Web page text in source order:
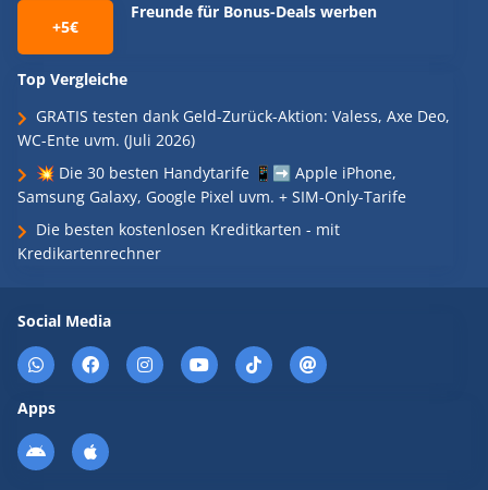
+5€
Freunde für Bonus-Deals werben
Top Vergleiche
GRATIS testen dank Geld-Zurück-Aktion: Valess, Axe Deo,
WC-Ente uvm. (Juli 2026)
💥 Die 30 besten Handytarife 📱➡️ Apple iPhone,
Samsung Galaxy, Google Pixel uvm. + SIM-Only-Tarife
Die besten kostenlosen Kreditkarten - mit
Kredikartenrechner
Social Media
Apps